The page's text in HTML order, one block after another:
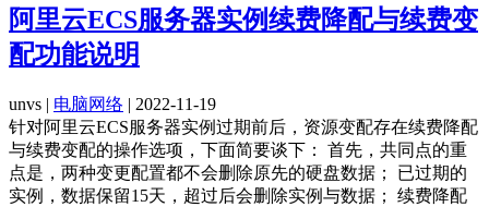
阿里云ECS服务器实例续费降配与续费变
配功能说明
unvs | 电脑网络 | 2022-11-19
针对阿里云ECS服务器实例过期前后，资源变配存在续费降配
与续费变配的操作选项，下面简要谈下： 首先，共同点的重
点是，两种变更配置都不会删除原先的硬盘数据； 已过期的
实例，数据保留15天，超过后会删除实例与数据； 续费降配